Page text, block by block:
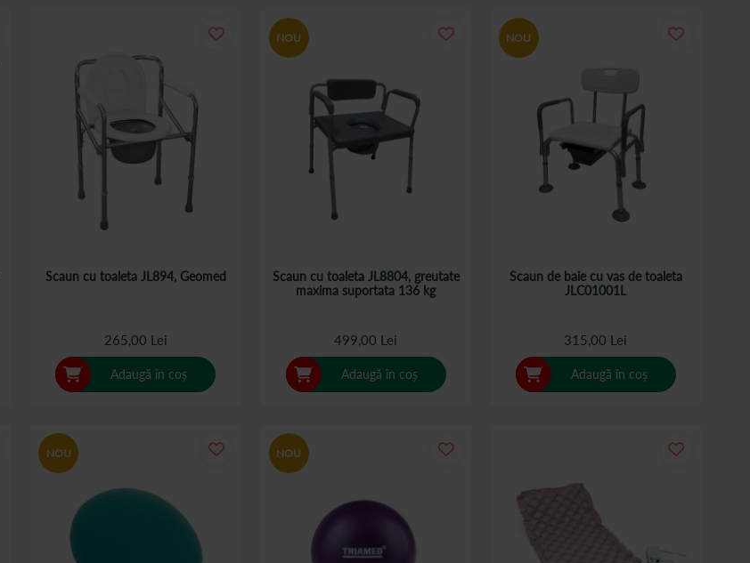
Scaun cu toaleta JL894, Geomed
265,00 Lei
Adaugă în coș
NOU
Scaun cu toaleta JL8804, greutate
maxima suportata 136 kg
499,00 Lei
Adaugă în coș
NOU
Scaun de baie cu vas de toaleta
JLC01001L
315,00 Lei
Adaugă în coș
NOU NOU